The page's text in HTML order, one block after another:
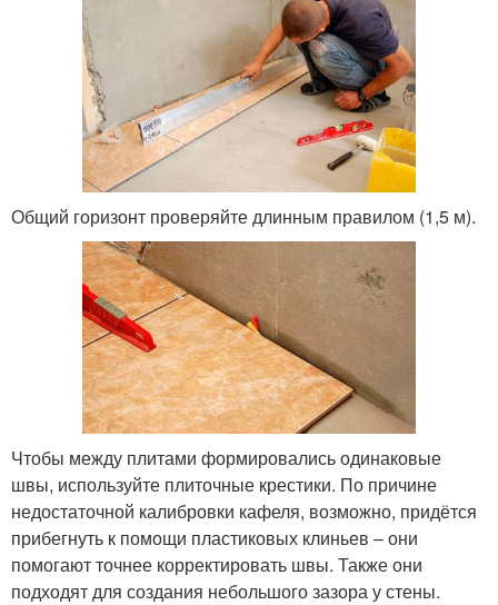
Общий горизонт проверяйте длинным правилом (1,5 м).
Чтобы между плитами формировались одинаковые
швы, используйте плиточные крестики. По причине
недостаточной калибровки кафеля, возможно, придётся
прибегнуть к помощи пластиковых клиньев – они
помогают точнее корректировать швы. Также они
подходят для создания небольшого зазора у стены.